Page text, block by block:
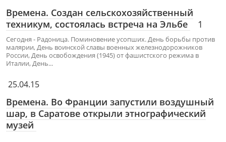
Времена. Создан сельскохозяйственный
техникум, состоялась встреча на Эльбе
1
Сегодня - Радоница. Поминовение усопших. День борьбы против
малярии, День воинской славы военных железнодорожников
России, День освобождения (1945) от фашистского режима в
Италии, День...
25.04.15
Времена. Во Франции запустили воздушный
шар, в Саратове открыли этнографический
музей